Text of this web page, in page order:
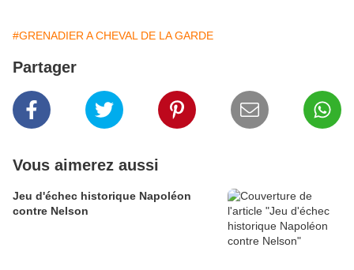
#GRENADIER A CHEVAL DE LA GARDE
Partager
Vous aimerez aussi
Jeu d'échec historique Napoléon
contre Nelson